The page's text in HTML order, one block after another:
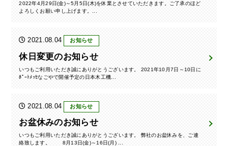
2022年4月29日(金)～5月5日(木)を休業とさせていただきます。ご了承のほど
よろしくお願い申し上げます。...
2021.08.04 お知らせ
休日変更のお知らせ
いつもご利用いただき誠にありがとうございます。 2021年10月7日～10日に
ﾎﾟｰﾄﾒｯｾなごやで開催予定の日本木工機...
2021.08.04 お知らせ
お盆休みのお知らせ
いつもご利用いただき誠にありがとうございます。 弊社のお盆休みを、ご連
絡致します。 8月13日(金)～16日(月) ...